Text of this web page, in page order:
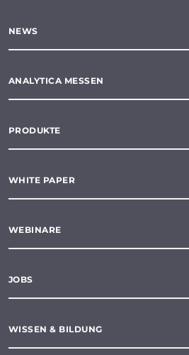
NEWS
ANALYTICA MESSEN
PRODUKTE
WHITE PAPER
WEBINARE
JOBS
WISSEN & BILDUNG